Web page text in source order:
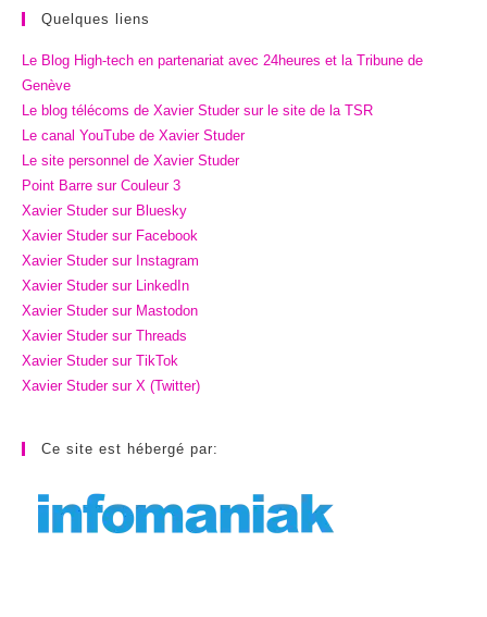
Quelques liens
Le Blog High-tech en partenariat avec 24heures et la Tribune de
Genève
Le blog télécoms de Xavier Studer sur le site de la TSR
Le canal YouTube de Xavier Studer
Le site personnel de Xavier Studer
Point Barre sur Couleur 3
Xavier Studer sur Bluesky
Xavier Studer sur Facebook
Xavier Studer sur Instagram
Xavier Studer sur LinkedIn
Xavier Studer sur Mastodon
Xavier Studer sur Threads
Xavier Studer sur TikTok
Xavier Studer sur X (Twitter)
Ce site est hébergé par: